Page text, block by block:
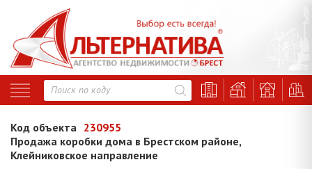
Код объекта 230955
Продажа коробки дома в Брестском районе,
Клейниковское направление